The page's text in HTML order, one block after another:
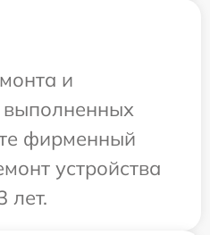
и
выполненных
фирменный
устройства
лет.